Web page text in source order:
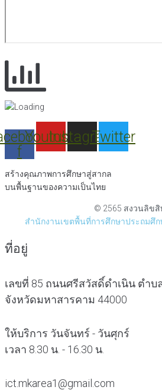
f
Youtube
Instagram
Twitter
สร้างคุณภาพการศึกษาสู่สากล
บนพื้นฐานของความเป็นไทย
© 2565 สงวนลิข
สำนักงานเขตพื้นที่การศึกษาประถมศึก
ที่อยู่
เลขที่ 85 ถนนศรีสวัสดิ์ดำเนิน ตำบ
จังหวัดมหาสารคาม 44000
ให้บริการ วันจันทร์ - วันศุกร์
เวลา 8.30 น. - 16.30 น.
ict.mkarea1@gmail.com